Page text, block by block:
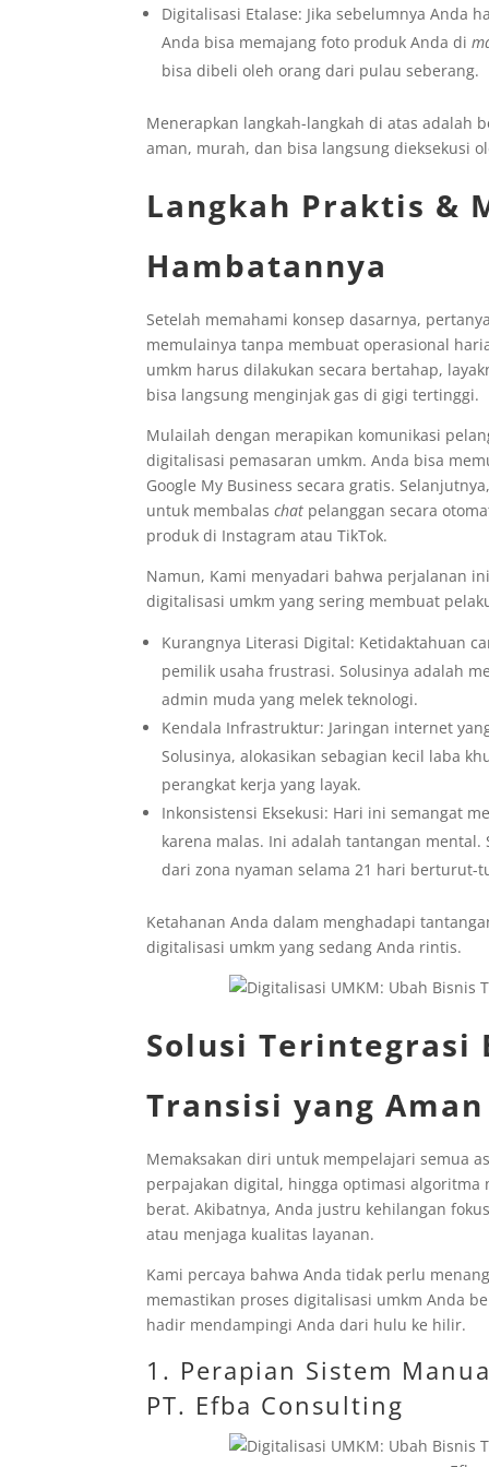
Digitalisasi Etalase: Jika sebelumnya Anda
Anda bisa memajang foto produk Anda di
bisa dibeli oleh orang dari pulau seberang.
Menerapkan langkah-langkah di atas adalah
aman, murah, dan bisa langsung dieksekusi
Langkah Praktis &
Hambatannya
Setelah memahami konsep dasarnya,
memulainya tanpa membuat operasional
umkm harus dilakukan secara bertahap,
bisa langsung menginjak gas di gigi tertinggi.
Mulailah dengan merapikan komunikasi
digitalisasi pemasaran umkm. Anda bisa
Google My Business secara gratis.
untuk membalaschat pelanggan secara
produk di Instagram atau TikTok.
Namun, Kami menyadari bahwa perjalanan
digitalisasi umkm yang sering membuat
Kurangnya Literasi Digital: Ketidaktahuan
pemilik usaha frustrasi. Solusinya adalah
admin muda yang melek teknologi.
Kendala Infrastruktur: Jaringan internet
Solusinya, alokasikan sebagian kecil laba
perangkat kerja yang layak.
Inkonsistensi Eksekusi: Hari ini semangat
karena malas. Ini adalah tantangan
dari zona nyaman selama 21 hari
Ketahanan Anda dalam menghadapi
digitalisasi umkm yang sedang Anda rintis.
Solusi Terintegrasi
Transisi yang Aman
Memaksakan diri untuk mempelajari semua
perpajakan digital, hingga optimasi
berat. Akibatnya, Anda justru kehilangan
atau menjaga kualitas layanan.
Kami percaya bahwa Anda tidak perlu
memastikan proses digitalisasi umkm Anda
hadir mendampingi Anda dari hulu ke hilir.
1. Perapian Sistem
PT. Efba Consulting